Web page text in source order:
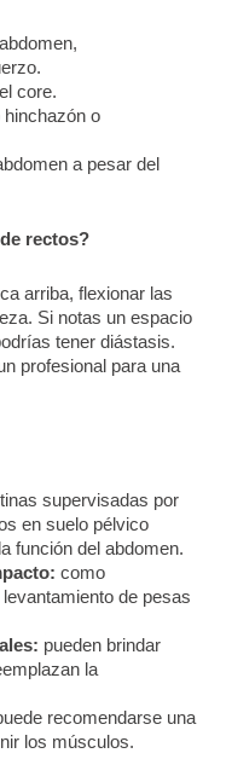
core.
o
a pesar del
rectos?
arriba, flexionar las
Si notas un espacio
tener diástasis.
profesional para una
supervisadas por
en suelo pélvico
función del abdomen.
como
de pesas
pueden brindar
la
recomendarse una
los músculos.